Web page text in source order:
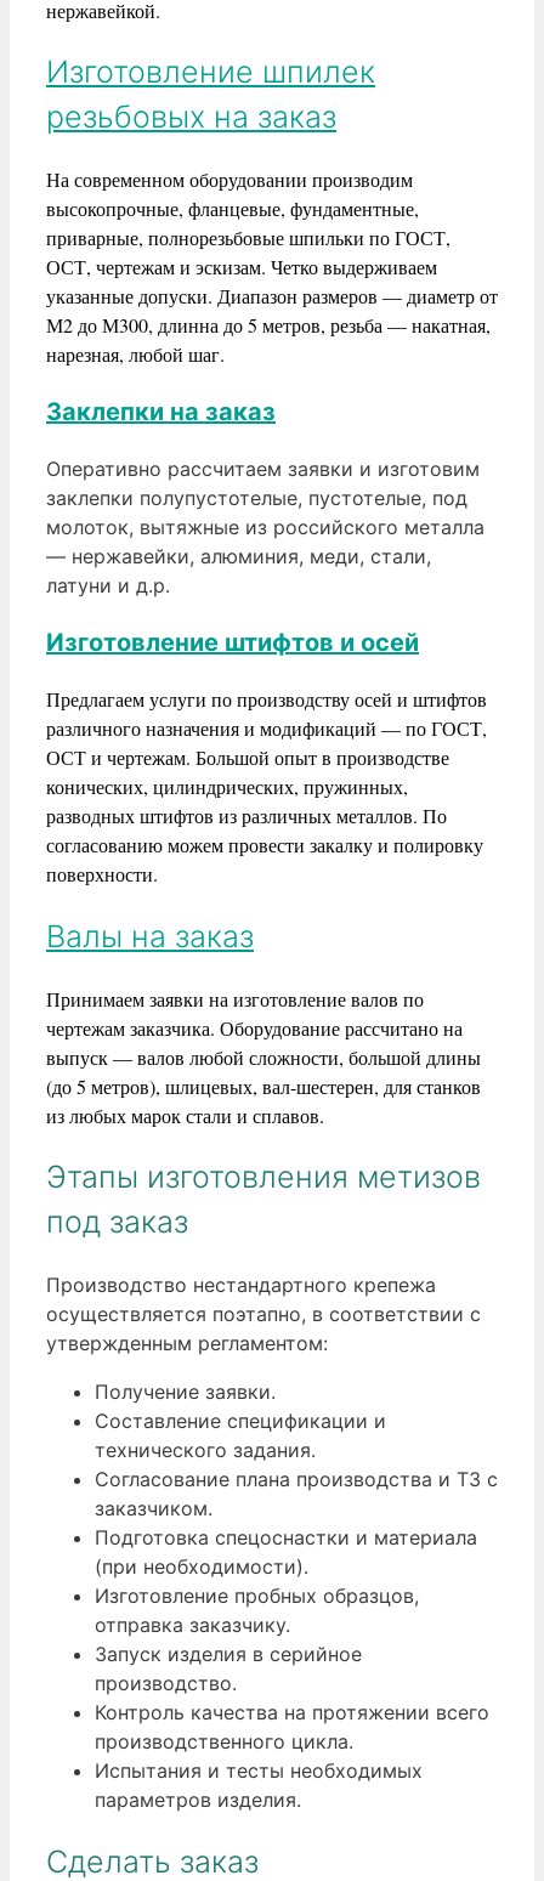
нержавейкой.
Изготовление шпилек
резьбовых на заказ
На современном оборудовании производим
высокопрочные, фланцевые, фундаментные,
приварные, полнорезьбовые шпильки по ГОСТ,
ОСТ, чертежам и эскизам. Четко выдерживаем
указанные допуски. Диапазон размеров — диаметр от
М2 до М300, длинна до 5 метров, резьба — накатная,
нарезная, любой шаг.
Заклепки на заказ
Оперативно рассчитаем заявки и изготовим
заклепки полупустотелые, пустотелые, под
молоток, вытяжные из российского металла
— нержавейки, алюминия, меди, стали,
латуни и д.р.
Изготовление штифтов и осей
Предлагаем услуги по производству осей и штифтов
различного назначения и модификаций — по ГОСТ,
ОСТ и чертежам. Большой опыт в производстве
конических, цилиндрических, пружинных,
разводных штифтов из различных металлов. По
согласованию можем провести закалку и полировку
поверхности.
Валы на заказ
Принимаем заявки на изготовление валов по
чертежам заказчика. Оборудование рассчитано на
выпуск — валов любой сложности, большой длины
(до 5 метров), шлицевых, вал-шестерен, для станков
из любых марок стали и сплавов.
Этапы изготовления метизов
под заказ
Производство нестандартного крепежа
осуществляется поэтапно, в соответствии с
утвержденным регламентом:
Получение заявки.
Составление спецификации и
технического задания.
Согласование плана производства и ТЗ с
заказчиком.
Подготовка спецоснастки и материала
(при необходимости).
Изготовление пробных образцов,
отправка заказчику.
Запуск изделия в серийное
производство.
Контроль качества на протяжении всего
производственного цикла.
Испытания и тесты необходимых
параметров изделия.
Сделать заказ